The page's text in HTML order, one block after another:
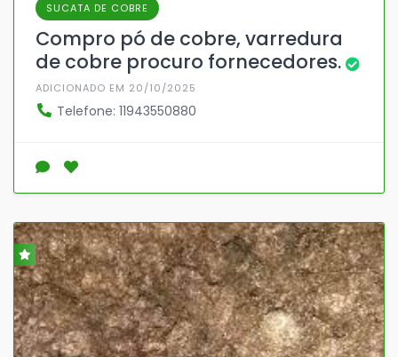
SUCATA DE COBRE
Compro pó de cobre, varredura
de cobre procuro fornecedores.
ADICIONADO EM 20/10/2025
Telefone: 11943550880